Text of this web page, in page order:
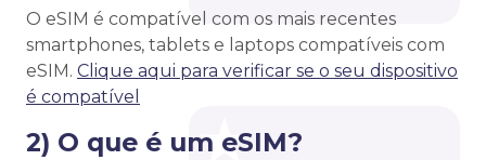
O eSIM é compatível com os mais recentes
smartphones, tablets e laptops compatíveis com
eSIM. Clique aqui para verificar se o seu dispositivo
é compatível
2) O que é um eSIM?